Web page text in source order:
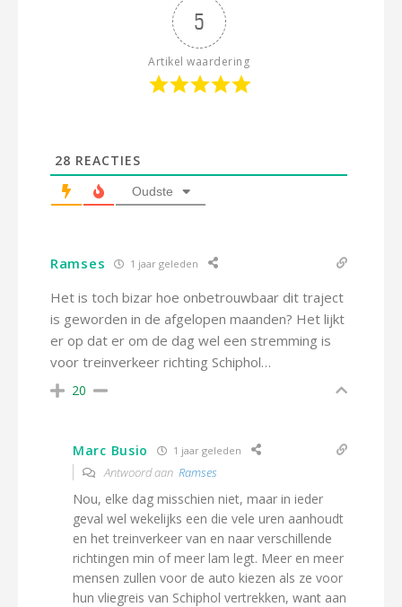
5
Artikel waardering
28 REACTIES
Oudste
Ramses 1 jaar geleden
Het is toch bizar hoe onbetrouwbaar dit traject
is geworden in de afgelopen maanden? Het lijkt
er op dat er om de dag wel een stremming is
voor treinverkeer richting Schiphol…
20
Marc Busio 1 jaar geleden
Antwoord aan Ramses
Nou, elke dag misschien niet, maar in ieder
geval wel wekelijks een die vele uren aanhoudt
en het treinverkeer van en naar verschillende
richtingen min of meer lam legt. Meer en meer
mensen zullen voor de auto kiezen als ze voor
hun vliegreis van Schiphol vertrekken, want aan